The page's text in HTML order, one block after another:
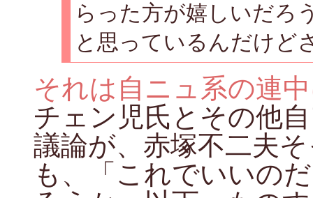
らった方が嬉しいだろ
と思っているんだけ
それは自ニュ系の連
チェン児氏とその他
議論が、赤塚不二夫
も、「これでいいの